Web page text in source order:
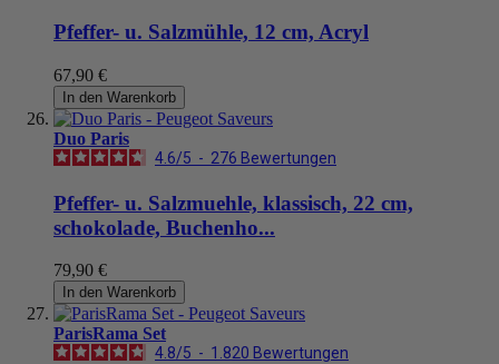
Pfeffer- u. Salzmühle, 12 cm, Acryl
67,90 €
In den Warenkorb
Duo Paris
4.6/5 - 276 Bewertungen
Pfeffer- u. Salzmuehle, klassisch, 22 cm,
schokolade, Buchenho...
79,90 €
In den Warenkorb
ParisRama Set
4.8/5 - 1.820 Bewertungen